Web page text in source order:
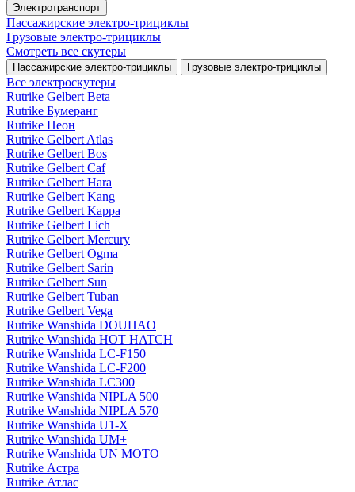
Электротранспорт
Пассажирские электро‑трициклы
Грузовые электро‑трициклы
Смотреть все скутеры
Пассажирские электро‑трициклы Грузовые электро‑трициклы
Все электро­скутеры
Rutrike Gelbert Beta
Rutrike Бумеранг
Rutrike Неон
Rutrike Gelbert Atlas
Rutrike Gelbert Bos
Rutrike Gelbert Caf
Rutrike Gelbert Hara
Rutrike Gelbert Kang
Rutrike Gelbert Kappa
Rutrike Gelbert Lich
Rutrike Gelbert Mercury
Rutrike Gelbert Ogma
Rutrike Gelbert Sarin
Rutrike Gelbert Sun
Rutrike Gelbert Tuban
Rutrike Gelbert Vega
Rutrike Wanshida DOUHAO
Rutrike Wanshida HOT HATCH
Rutrike Wanshida LC-F150
Rutrike Wanshida LC-F200
Rutrike Wanshida LC300
Rutrike Wanshida NIPLA 500
Rutrike Wanshida NIPLA 570
Rutrike Wanshida U1-X
Rutrike Wanshida UM+
Rutrike Wanshida UN MOTO
Rutrike Астра
Rutrike Атлас